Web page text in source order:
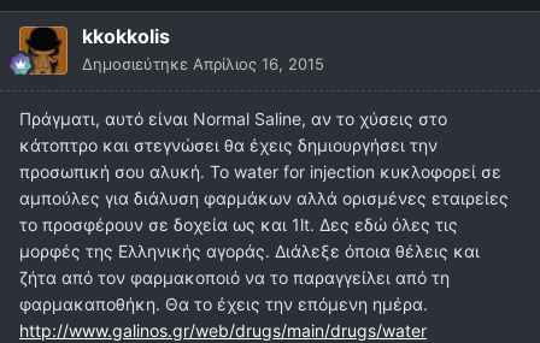
kkokkolis
Δημοσιεύτηκε Απρίλιος 16, 2015
Πράγματι, αυτό είναι Normal Saline, αν το χύσεις στο
κάτοπτρο και στεγνώσει θα έχεις δημιουργήσει την
προσωπική σου αλυκή. Το water for injection κυκλοφορεί σε
αμπούλες για διάλυση φαρμάκων αλλά ορισμένες εταιρείες
το προσφέρουν σε δοχεία ως και 1lt. Δες εδώ όλες τις
μορφές της Ελληνικής αγοράς. Διάλεξε όποια θέλεις και
ζήτα από τον φαρμακοποιό να το παραγγείλει από τη
φαρμακαποθήκη. Θα το έχεις την επόμενη ημέρα.
http://www.galinos.gr/web/drugs/main/drugs/water